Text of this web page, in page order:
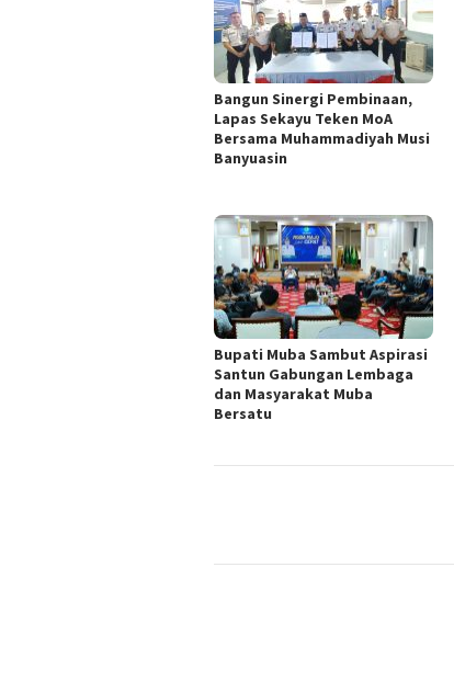
Bangun Sinergi Pembinaan,
Lapas Sekayu Teken MoA
Bersama Muhammadiyah Musi
Banyuasin
Bupati Muba Sambut Aspirasi
Santun Gabungan Lembaga
dan Masyarakat Muba
Bersatu